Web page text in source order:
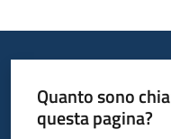
Quanto sono
questa pagina?